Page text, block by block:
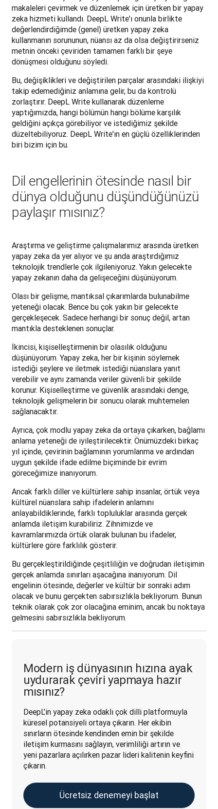
makaleleri çevirmek ve düzenlemek için üretken bir yapay
zeka hizmeti kullandı. DeepL Write'ı onunla birlikte
değerlendirdiğimde (genel) üretken yapay zeka
kullanmanın sorununun, nüansı az da olsa değiştirirseniz
metnin önceki çeviriden tamamen farklı bir şeye
dönüşmesi olduğunu söyledi.
Bu, değişiklikleri ve değiştirilen parçalar arasındaki ilişkiyi
takip edemediğiniz anlamına gelir, bu da kontrolü
zorlaştırır. DeepL Write kullanarak düzenleme
yaptığımızda, hangi bölümün hangi bölüme karşılık
geldiğini açıkça görebiliyor ve istediğimiz şekilde
düzeltebiliyoruz. DeepL Write'ın en güçlü özelliklerinden
biri bizim için bu.
Dil engellerinin ötesinde nasıl bir
dünya olduğunu düşündüğünüzü
paylaşır mısınız?
Araştırma ve geliştirme çalışmalarımız arasında üretken
yapay zeka da yer alıyor ve şu anda araştırdığımız
teknolojik trendlerle çok ilgileniyoruz. Yakın gelecekte
yapay zekanın daha da gelişeceğini düşünüyorum.
Olası bir gelişme, mantıksal çıkarımlarda bulunabilme
yeteneği olacak. Bence bu çok yakın bir gelecekte
gerçekleşecek. Sadece herhangi bir sonuç değil, artan
mantıkla desteklenen sonuçlar.
İkincisi, kişiselleştirmenin bir olasılık olduğunu
düşünüyorum. Yapay zeka, her bir kişinin söylemek
istediği şeylere ve iletmek istediği nüanslara yanıt
verebilir ve aynı zamanda veriler güvenli bir şekilde
korunur.‌ Kişiselleştirme ve güvenlik arasındaki denge,
teknolojik gelişmelerin bir sonucu olarak muhtemelen
sağlanacaktır.
Ayrıca, çok modlu yapay zeka da ortaya çıkarken, bağlamı
anlama yeteneği de iyileştirilecektir. Önümüzdeki birkaç
yıl içinde, çevirinin bağlamının yorumlanma ve ardından
uygun şekilde ifade edilme biçiminde bir evrim
göreceğimize inanıyorum.
Ancak farklı diller ve kültürlere sahip insanlar, örtük veya
kültürel nüanslara sahip ifadelerin anlamını
anlayabildiklerinde, farklı topluluklar arasında gerçek
anlamda iletişim kurabiliriz. Zihnimizde ve
kavramlarımızda örtük olarak bulunan bu ifadeler,
kültürlere göre farklılık gösterir.
Bu gerçekleştirildiğinde çeşitliliğin ve doğrudan iletişimin
gerçek anlamda sınırları aşacağına inanıyorum. Dil
engelinin ötesinde, değerler ve kültür bir sonraki adım
olacak ve bunu gerçekten sabırsızlıkla bekliyorum. Bunun
teknik olarak çok zor olacağına eminim, ancak bu noktaya
gelmesini sabırsızlıkla bekliyorum.
Modern iş dünyasının hızına ayak
uydurarak çeviri yapmaya hazır
mısınız?
DeepL’in yapay zeka odaklı çok dilli platformuyla
küresel potansiyeli ortaya çıkarın. Her ekibin
sınırların ötesinde kendinden emin bir şekilde
iletişim kurmasını sağlayın, verimliliği artırın ve
yeni pazarlara açılırken pazar lideri kalitenin keyfini
çıkarın.
Ücretsiz denemeyi başlat